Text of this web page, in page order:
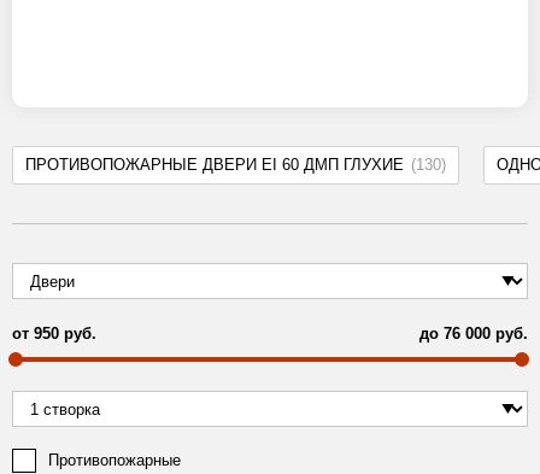
ПРОТИВОПОЖАРНЫЕ ДВЕРИ EI 60 ДМП ГЛУХИЕ (130)
от 950 руб. до 76 000 руб.
Противопожарные